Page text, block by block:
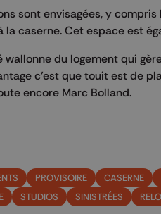
sont envisagées, y
la caserne. Cet espace est
wallonne du logement qui
c’est que touit est de
encore Marc Bolland.
PROVISOIRE CASERNE
STUDIOS SINISTRÉES